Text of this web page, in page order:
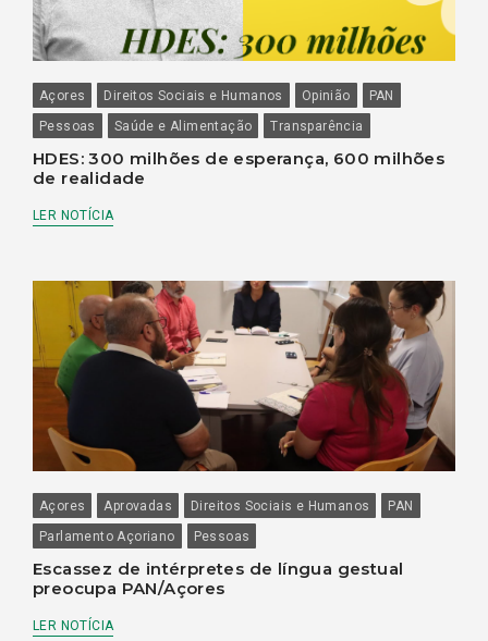
Açores Direitos Sociais e Humanos Opinião
PAN
Pessoas
Saúde e Alimentação Transparência
HDES: 300 milhões de esperança, 600 milhões
de realidade
LER NOTÍCIA
Açores Aprovadas Direitos Sociais e Humanos
PAN
Parlamento Açoriano
Pessoas
Escassez de intérpretes de língua gestual
preocupa PAN/Açores
LER NOTÍCIA